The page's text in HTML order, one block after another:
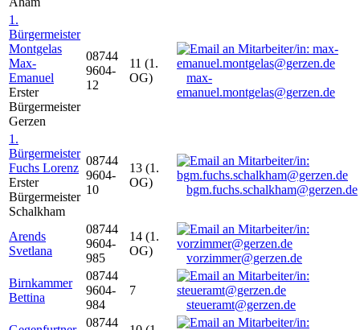
1.
Bürgermeister
Montgelas
Max-
Emanuel
Erster
Bürgermeister
Gerzen
08744
9604-
12
11 (1.
OG)
max-
emanuel.montgelas@gerzen.de
1.
Bürgermeister
Fuchs Lorenz
Erster
Bürgermeister
Schalkham
08744
9604-
10
13 (1.
OG)
bgm.fuchs.schalkham@gerzen.de
Arends
Svetlana
08744
9604-
985
14 (1.
OG)
vorzimmer@gerzen.de
Birnkammer
Bettina
08744
9604-
984
7
steueramt@gerzen.de
08744